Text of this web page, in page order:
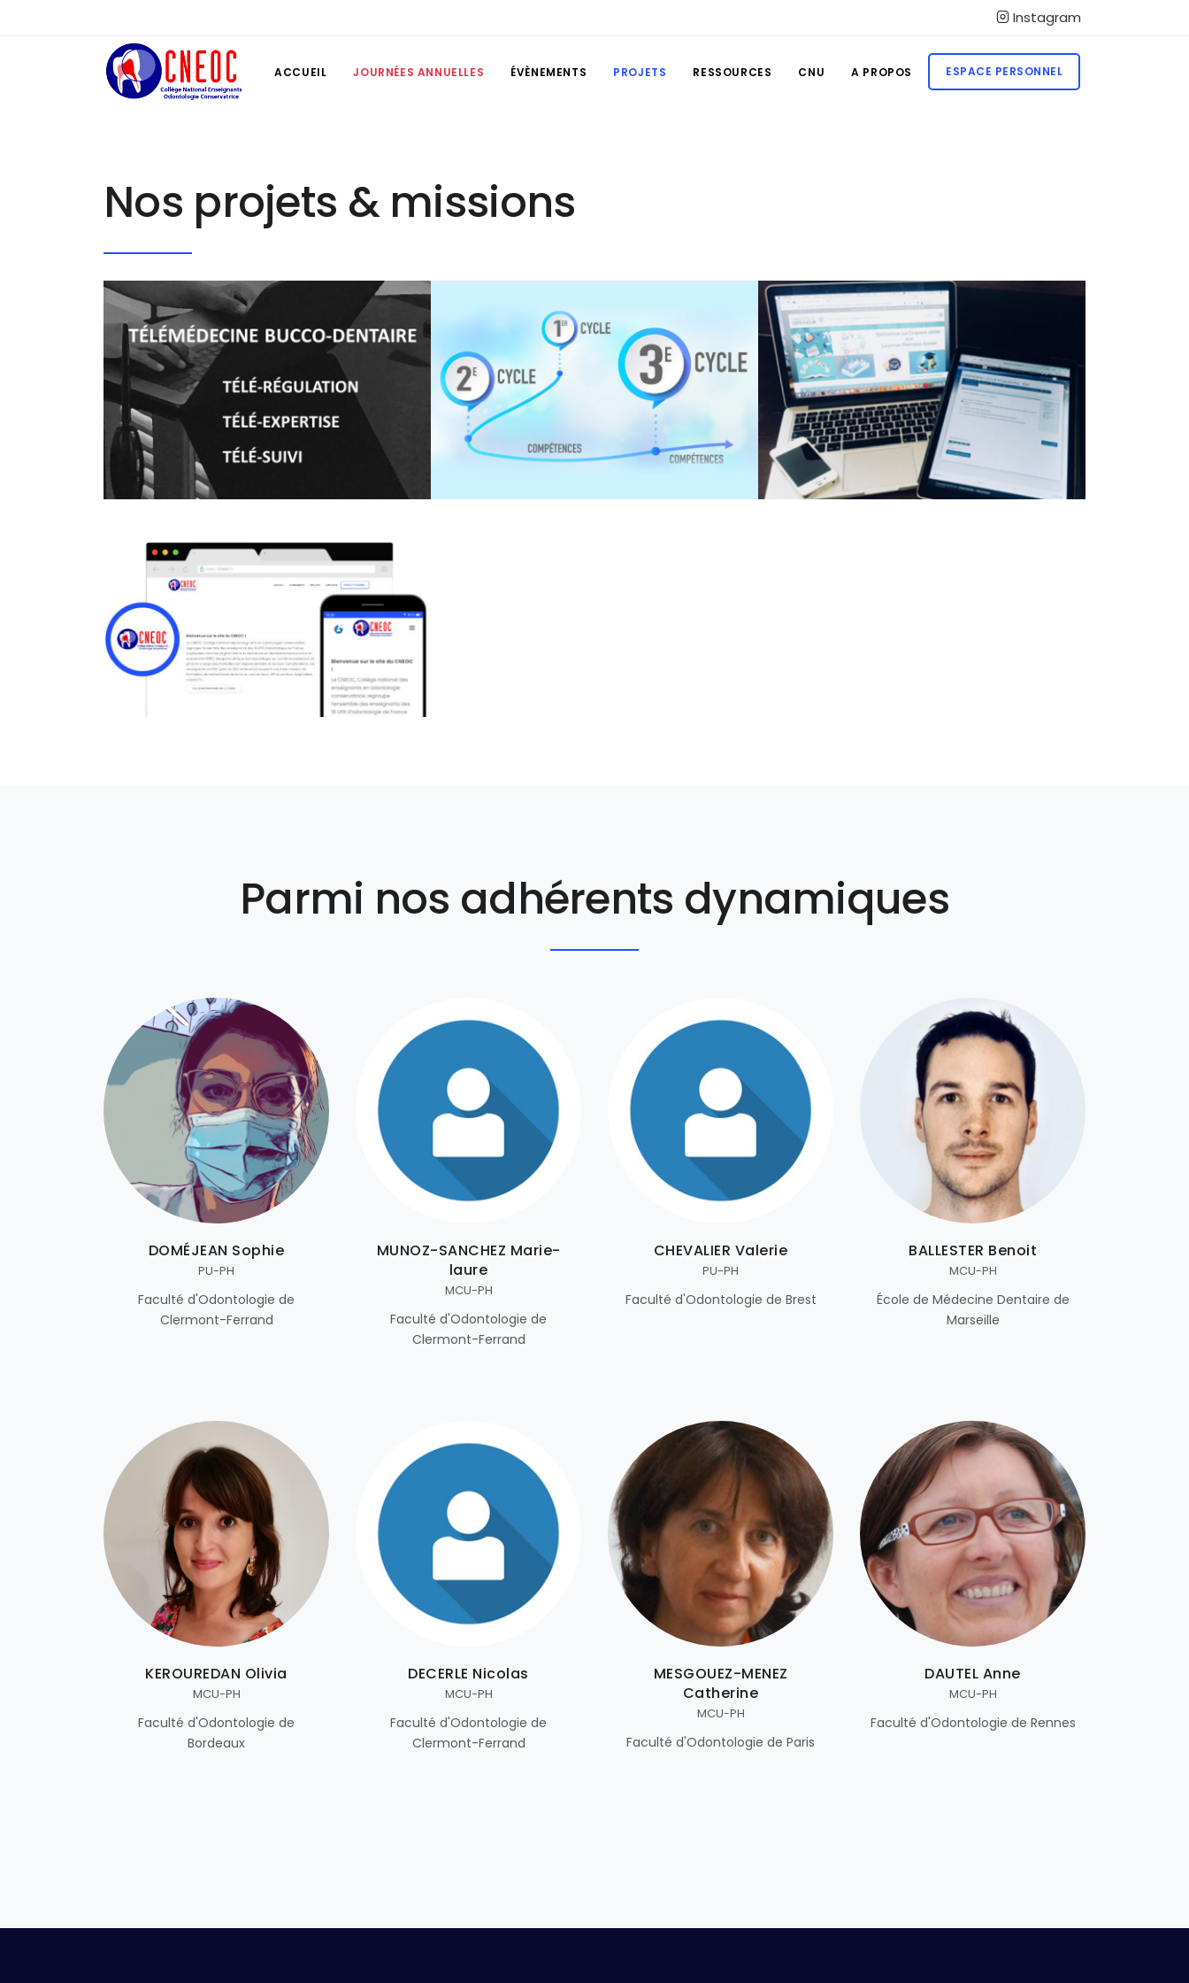
Instagram
ESPACE PERSONNEL
ACCUEIL JOURNÉES ANNUELLES ÉVÈNEMENTS PROJETS RESSOURCES CNU A PROPOS
Nos projets & missions
Parmi nos adhérents dynamiques
DOMÉJEAN Sophie
PU-PH
Faculté d'Odontologie de
Clermont-Ferrand
MUNOZ-SANCHEZ Marie-
laure
MCU-PH
Faculté d'Odontologie de
Clermont-Ferrand
CHEVALIER Valerie
PU-PH
Faculté d'Odontologie de Brest
BALLESTER Benoit
MCU-PH
École de Médecine Dentaire de
Marseille
KEROUREDAN Olivia
MCU-PH
Faculté d'Odontologie de
Bordeaux
DECERLE Nicolas
MCU-PH
Faculté d'Odontologie de
Clermont-Ferrand
MESGOUEZ-MENEZ
Catherine
MCU-PH
Faculté d'Odontologie de Paris
DAUTEL Anne
MCU-PH
Faculté d'Odontologie de Rennes